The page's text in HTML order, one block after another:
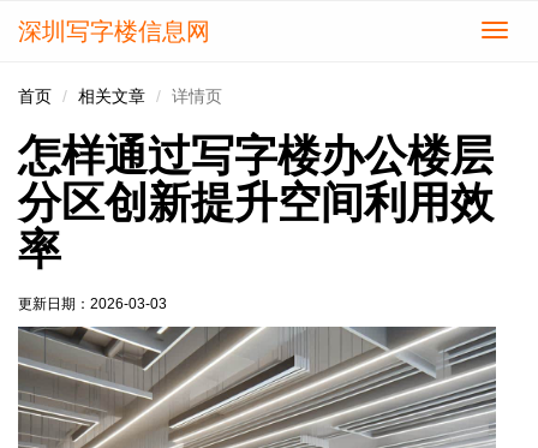
切
深圳写字楼信息网
首页 相关文章 详情页
怎样通过写字楼办公楼层
分区创新提升空间利用效
率
更新日期： 2026-03-03